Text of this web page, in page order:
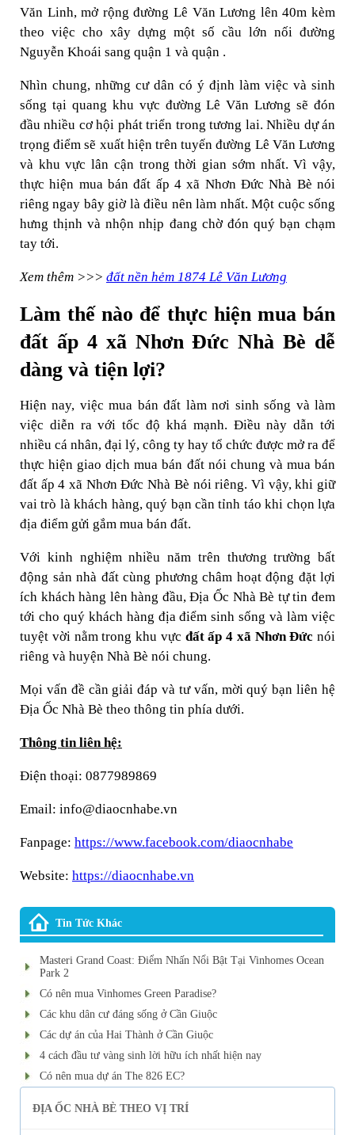
Văn Linh, mở rộng đường Lê Văn Lương lên 40m kèm
theo việc cho xây dựng một số cầu lớn nối đường
Nguyễn Khoái sang quận 1 và quận .
Nhìn chung, những cư dân có ý định làm việc và sinh
sống tại quang khu vực đường Lê Văn Lương sẽ đón
đầu nhiều cơ hội phát triển trong tương lai. Nhiều dự án
trọng điểm sẽ xuất hiện trên tuyến đường Lê Văn Lương
và khu vực lân cận trong thời gian sớm nhất. Vì vậy,
thực hiện mua bán đất ấp 4 xã Nhơn Đức Nhà Bè nói
riêng ngay bây giờ là điều nên làm nhất. Một cuộc sống
hưng thịnh và nhộn nhịp đang chờ đón quý bạn chạm
tay tới.
Xem thêm >>> đất nền hẻm 1874 Lê Văn Lương
Làm thế nào để thực hiện mua bán
đất ấp 4 xã Nhơn Đức Nhà Bè dễ
dàng và tiện lợi?
Hiện nay, việc mua bán đất làm nơi sinh sống và làm
việc diễn ra với tốc độ khá mạnh. Điều này dẫn tới
nhiều cá nhân, đại lý, công ty hay tổ chức được mở ra để
thực hiện giao dịch mua bán đất nói chung và mua bán
đất ấp 4 xã Nhơn Đức Nhà Bè nói riêng. Vì vậy, khi giữ
vai trò là khách hàng, quý bạn cần tỉnh táo khi chọn lựa
địa điểm gửi gắm mua bán đất.
Với kinh nghiệm nhiều năm trên thương trường bất
động sản nhà đất cùng phương châm hoạt động đặt lợi
ích khách hàng lên hàng đầu, Địa Ốc Nhà Bè tự tin đem
tới cho quý khách hàng địa điểm sinh sống và làm việc
tuyệt vời nằm trong khu vực đất ấp 4 xã Nhơn Đức nói
riêng và huyện Nhà Bè nói chung.
Mọi vấn đề cần giải đáp và tư vấn, mời quý bạn liên hệ
Địa Ốc Nhà Bè theo thông tin phía dưới.
Thông tin liên hệ:
Điện thoại: 0877989869
Email: info@diaocnhabe.vn
Fanpage: https://www.facebook.com/diaocnhabe
Website: https://diaocnhabe.vn
Tin Tức Khác
Masteri Grand Coast: Điểm Nhấn Nổi Bật Tại Vinhomes Ocean
Park 2
Có nên mua Vinhomes Green Paradise?
Các khu dân cư đáng sống ở Cần Giuộc
Các dự án của Hai Thành ở Cần Giuộc
4 cách đầu tư vàng sinh lời hữu ích nhất hiện nay
Có nên mua dự án The 826 EC?
ĐỊA ỐC NHÀ BÈ THEO VỊ TRÍ